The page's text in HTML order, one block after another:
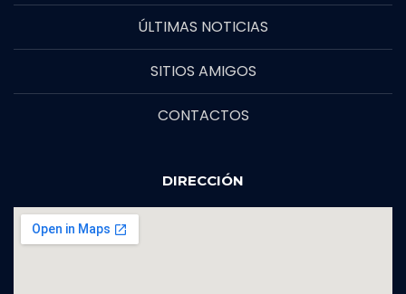
ÚLTIMAS NOTICIAS
SITIOS AMIGOS
CONTACTOS
DIRECCIÓN